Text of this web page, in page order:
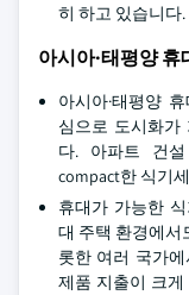
히 하고 있습니다.
아시아·태평양
아시아·태평양
심으로 도시화가
다. 아파트 건
compact한 식기
휴대가 가능한
대 주택 환경에서
롯한 여러 국가
제품 지출이 크